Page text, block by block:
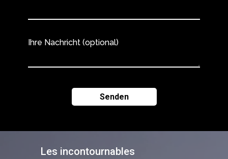
Les incontournables
Ihre Nachricht (optional)